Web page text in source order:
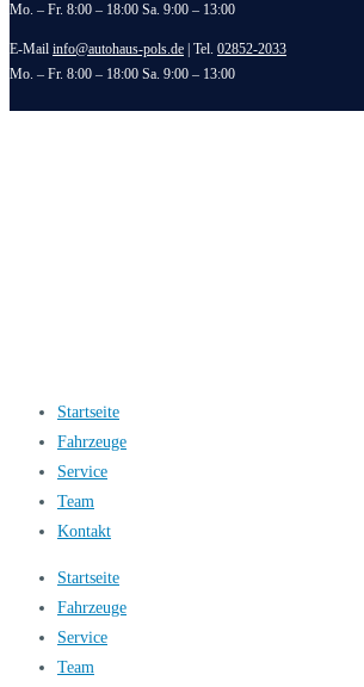
Mo. – Fr. 8:00 – 18:00 Sa. 9:00 – 13:00
E-Mail info@autohaus-pols.de | Tel. 02852-2033
Mo. – Fr. 8:00 – 18:00 Sa. 9:00 – 13:00
Startseite
Fahrzeuge
Service
Team
Kontakt
Startseite
Fahrzeuge
Service
Team